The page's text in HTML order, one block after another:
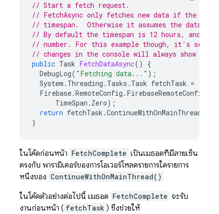
// Start a fetch request.
// FetchAsync only fetches new data if the
// timespan.  Otherwise it assumes the data is
// By default the timespan is 12 hours, and
// number. For this example though, it's set
// changes in the console will always show up
public Task FetchDataAsync()
{
DebugLog( "Fetching data..." );
System . Threading . Tasks . Task fetchTask =
Firebase.RemoteConfig . FirebaseRemoteConfig
TimeSpan . Zero);
return fetchTask .ContinueWithOnMainThread
}
ในโค้ดก่อนหน้า FetchComplete เป็นเมธอดที่มีลายเซ็น
ตรงกับ พารามิเตอร์ของการโอเวอร์โหลดรายการใดรายการ
หนึ่งของ ContinueWithOnMainThread()
ในโค้ดตัวอย่างต่อไปนี้ เมธอด FetchComplete จะรับ
งานก่อนหน้า ( fetchTask ) ซึ่งช่วยให้